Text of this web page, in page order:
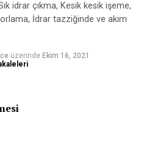
idrar çıkma, Kesik kesik işeme,
İdrar tazziğinde ve akım
üzerinde Ekim 16, 2021